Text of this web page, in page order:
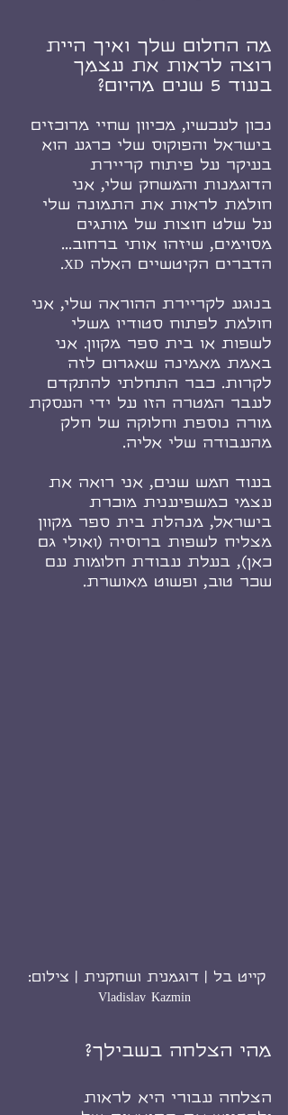
מה החלום שלך ואיך היית
רוצה לראות את עצמך
בעוד 5 שנים מהיום?
נכון לעכשיו, מכיוון שחיי מרוכזים
בישראל והפוקוס שלי כרגע הוא
בעיקר על פיתוח קריירת
הדוגמנות והמשחק שלי, אני
חולמת לראות את התמונה שלי
על שלט חוצות של מותגים
מסוימים, שיזהו אותי ברחוב...
הדברים הקיטשיים האלה XD.
בנוגע לקריירת ההוראה שלי, אני
חולמת לפתוח סטודיו משלי
לשפות או בית ספר מקוון. אני
באמת מאמינה שאגרום לזה
לקרות. כבר התחלתי להתקדם
לעבר המטרה הזו על ידי העסקת
מורה נוספת וחלוקה של חלק
מהעבודה שלי אליה.
בעוד חמש שנים, אני רואה את
עצמי כמשפיענית מוכרת
בישראל, מנהלת בית ספר מקוון
מצליח לשפות ברוסיה (ואולי גם
כאן), בעלת עבודת חלומות עם
שכר טוב, ופשוט מאושרת.
קייט בל | דוגמנית ושחקנית | צילום:
Vladislav Kazmin
מהי הצלחה בשבילך?
הצלחה עבורי היא לראות